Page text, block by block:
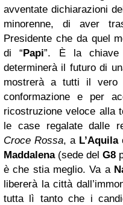
avventate dichiarazioni
minorenne, di aver
Presidente che da quel
di “Papi”. È la chiave
determinerà il futuro di
mostrerà a tutti il vero
conformazione e per
ricostruzione veloce alla
le case regalate dalle
Croce Rossa, a L’Aquila
Maddalena(sede del G8
è che stia meglio. Va a
libererà la città
tutta lì tanto che i